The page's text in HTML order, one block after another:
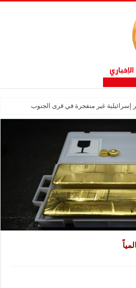
إسرائيلية غير منفجرة في قرى الجنوب